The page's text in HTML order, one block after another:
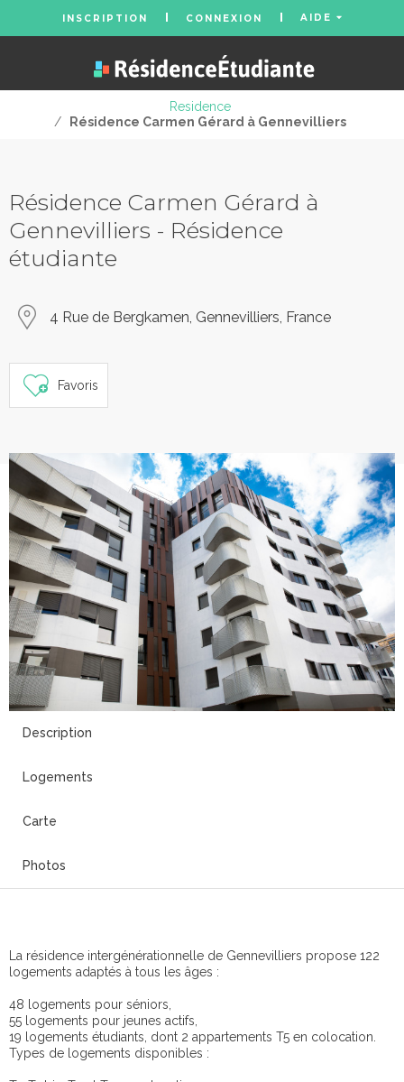
INSCRIPTION CONNEXION AIDE
Residence
/
Résidence Carmen Gérard à Gennevilliers
Résidence Carmen Gérard à
Gennevilliers - Résidence
étudiante
4 Rue de Bergkamen, Gennevilliers, France
Favoris
Description
Logements
Carte
Photos
La résidence intergénérationnelle de Gennevilliers propose 122
logements adaptés à tous les âges :
48 logements pour séniors,
55 logements pour jeunes actifs,
19 logements étudiants, dont 2 appartements T5 en colocation.
Types de logements disponibles :